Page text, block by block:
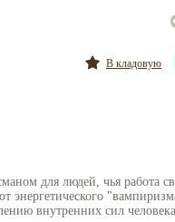
В кладовую
для людей, чья работа
энергетического
внутренних сил